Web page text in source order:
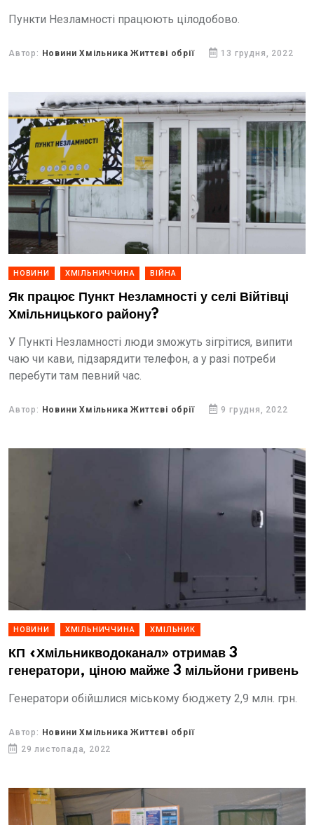
Пункти Незламності працюють цілодобово.
Автор: Новини Хмільника Життєві обрії 13 грудня, 2022
НОВИНИ ХМІЛЬНИЧЧИНА ВІЙНА
Як працює Пункт Незламності у селі Війтівці
Хмільницького району?
У Пункті Незламності люди зможуть зігрітися, випити
чаю чи кави, підзарядити телефон, а у разі потреби
перебути там певний час.
Автор: Новини Хмільника Життєві обрії 9 грудня, 2022
НОВИНИ ХМІЛЬНИЧЧИНА ХМІЛЬНИК
КП «Хмільникводоканал» отримав 3
генератори, ціною майже 3 мільйони гривень
Генератори обійшлися міському бюджету 2,9 млн. грн.
Автор: Новини Хмільника Життєві обрії
29 листопада, 2022